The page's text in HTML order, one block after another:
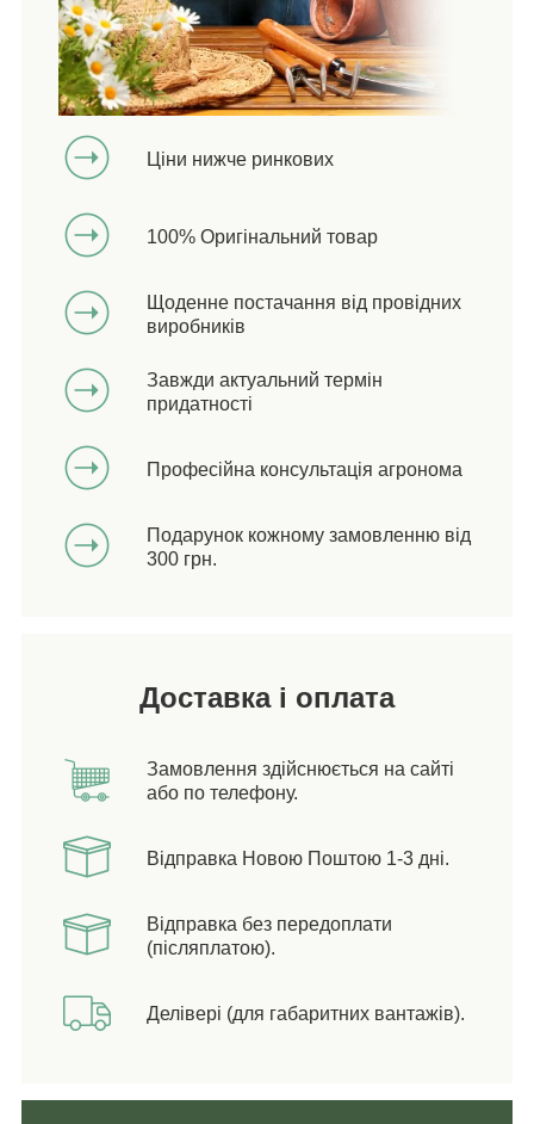
Ціни нижче ринкових
100% Оригінальний товар
Щоденне постачання від провідних
виробників
Завжди актуальний термін
придатності
Професійна консультація агронома
Подарунок кожному замовленню від
300 грн.
Доставка і оплата
Замовлення здійснюється на сайті
або по телефону.
Відправка Новою Поштою 1-3 дні.
Відправка без передоплати
(післяплатою).
Делівері (для габаритних вантажів).